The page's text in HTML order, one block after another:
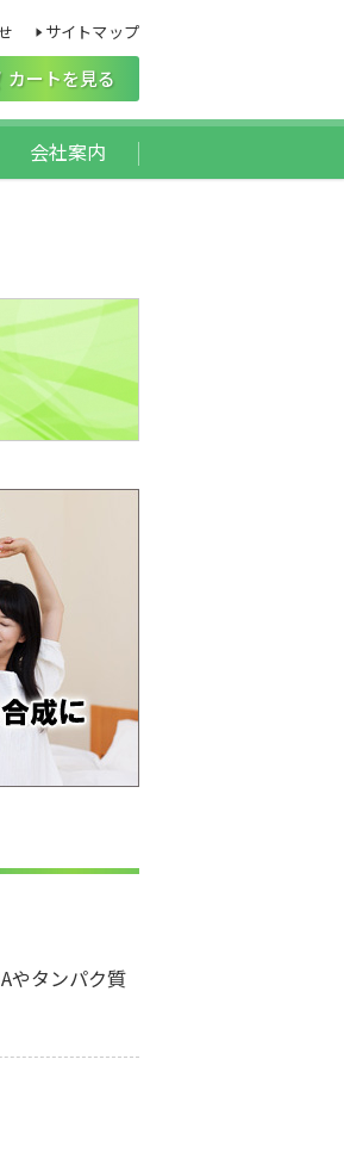
カートを見る
会社案内
サイトマップ
やタンパク質